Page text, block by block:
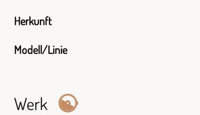
Herkunft
Modell/Linie
Werk